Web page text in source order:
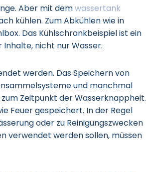
Aber mit demwassertank
kühlen. Zum Abkühlen wie in
Das Kühlschrankbeispiel ist ein
nicht nur Wasser.
werden. Das Speichern von
und manchmal
Zeitpunkt der Wasserknappheit.
Feuer gespeichert. In der Regel
oder zu Reinigungszwecken
verwendet werden sollen, müssen